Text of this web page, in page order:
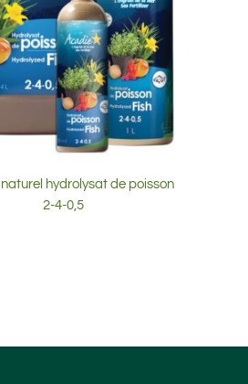
hydrolysat de poisson
2-4-0,5